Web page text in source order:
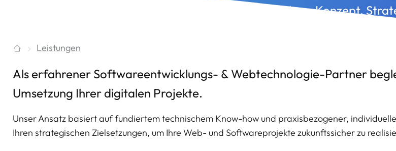
Analyse, Konzept,
Leistungen
Als erfahrener Softwareentwicklungs- & Webtechnologie-Partner
Umsetzung Ihrer digitalen Projekte.
Unser Ansatz basiert auf fundiertem technischem Know-how und praxisbezogener,
Ihren strategischen Zielsetzungen, um Ihre Web- und Softwareprojekte zukunftssicher zu